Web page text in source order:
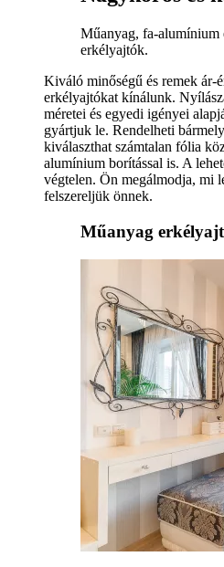
Műanyag, fa-alumínium
erkélyajtók.
Kiváló minőségű és remek ár-
erkélyajtókat kínálunk.
méretei és egyedi igényei
gyártjuk le. Rendelheti
kiválaszthat számtalan fólia
alumínium borítással is. A
végtelen. Ön megálmodja, mi
felszereljük önnek.
Műanyag